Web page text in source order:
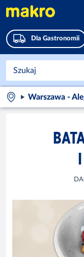
Dla Gastronomii
Warszawa -